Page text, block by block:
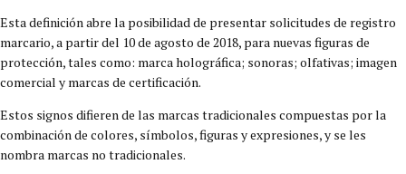
Esta definición abre la posibilidad de presentar solicitudes de registro
marcario, a partir del 10 de agosto de 2018, para nuevas figuras de
protección, tales como: marca holográfica; sonoras; olfativas; imagen
comercial y marcas de certificación.
Estos signos difieren de las marcas tradicionales compuestas por la
combinación de colores, símbolos, figuras y expresiones, y se les
nombra marcas no tradicionales.